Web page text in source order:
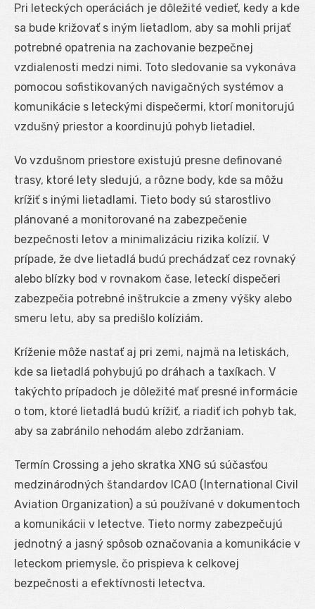
Pri leteckých operáciách je dôležité vedieť, kedy a kde
sa bude križovať s iným lietadlom, aby sa mohli prijať
potrebné opatrenia na zachovanie bezpečnej
vzdialenosti medzi nimi. Toto sledovanie sa vykonáva
pomocou sofistikovaných navigačných systémov a
komunikácie s leteckými dispečermi, ktorí monitorujú
vzdušný priestor a koordinujú pohyb lietadiel.
Vo vzdušnom priestore existujú presne definované
trasy, ktoré lety sledujú, a rôzne body, kde sa môžu
krížiť s inými lietadlami. Tieto body sú starostlivo
plánované a monitorované na zabezpečenie
bezpečnosti letov a minimalizáciu rizika kolízií. V
prípade, že dve lietadlá budú prechádzať cez rovnaký
alebo blízky bod v rovnakom čase, leteckí dispečeri
zabezpečia potrebné inštrukcie a zmeny výšky alebo
smeru letu, aby sa predišlo kolíziám.
Kríženie môže nastať aj pri zemi, najmä na letiskách,
kde sa lietadlá pohybujú po dráhach a taxíkach. V
takýchto prípadoch je dôležité mať presné informácie
o tom, ktoré lietadlá budú krížiť, a riadiť ich pohyb tak,
aby sa zabránilo nehodám alebo zdržaniam.
Termín Crossing a jeho skratka XNG sú súčasťou
medzinárodných štandardov ICAO (International Civil
Aviation Organization) a sú používané v dokumentoch
a komunikácii v letectve. Tieto normy zabezpečujú
jednotný a jasný spôsob označovania a komunikácie v
leteckom priemysle, čo prispieva k celkovej
bezpečnosti a efektívnosti letectva.